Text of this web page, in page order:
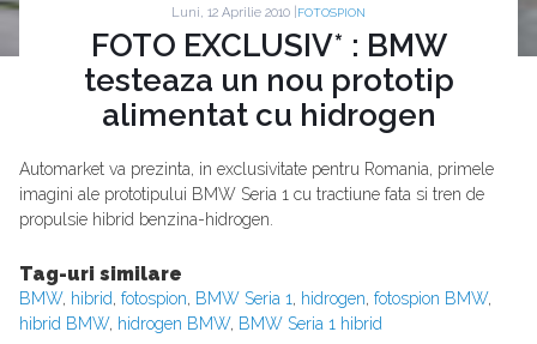
Luni, 12 Aprilie 2010 | FOTOSPION
FOTO EXCLUSIV* : BMW
testeaza un nou prototip
alimentat cu hidrogen
Automarket va prezinta, in exclusivitate pentru Romania, primele
imagini ale prototipului BMW Seria 1 cu tractiune fata si tren de
propulsie hibrid benzina-hidrogen.
Tag-uri similare
BMW, hibrid, fotospion, BMW Seria 1, hidrogen, fotospion BMW,
hibrid BMW, hidrogen BMW, BMW Seria 1 hibrid